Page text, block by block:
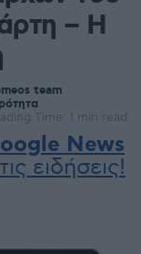
– Η
team
Time: 1 min read
News
ειδήσεις!